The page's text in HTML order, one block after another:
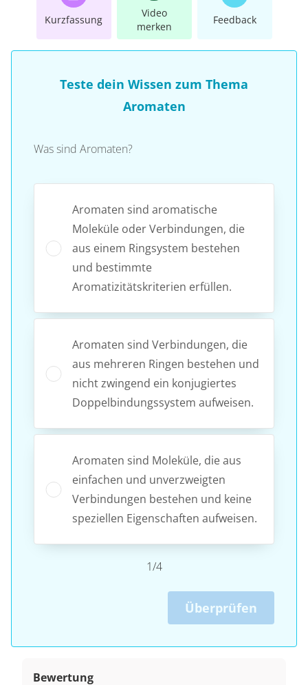
Kurzfassung
Video
merken
Feedback
Teste dein Wissen zum Thema
Aromaten
Was sind Aromaten?
Aromaten sind aromatische
Moleküle oder Verbindungen, die
aus einem Ringsystem bestehen
und bestimmte
Aromatizitätskriterien erfüllen.
Aromaten sind Verbindungen, die
aus mehreren Ringen bestehen und
nicht zwingend ein konjugiertes
Doppelbindungssystem aufweisen.
Aromaten sind Moleküle, die aus
einfachen und unverzweigten
Verbindungen bestehen und keine
speziellen Eigenschaften aufweisen.
1/4
Überprüfen
Bewertung